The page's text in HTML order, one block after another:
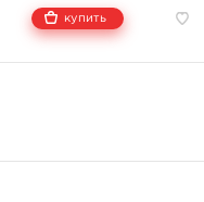
Legacy. Линейка Nocturnal
и Джеком Руди специально
купить